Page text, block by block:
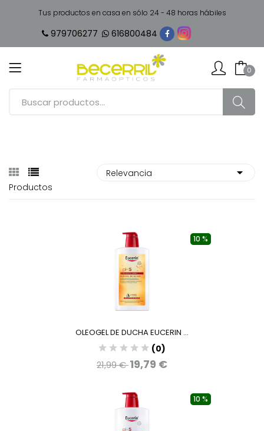
Tus productos en casa en sólo 24 - 48 horas hábiles
979706277 616800484
0
Productos
10 %
OLEOGEL DE DUCHA EUCERIN ...
(0)
21,99 €19,79 €
10 %